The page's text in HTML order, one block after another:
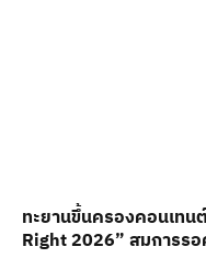
ทะยานขึ้นครองคอนเท
Right 2026” สมการร